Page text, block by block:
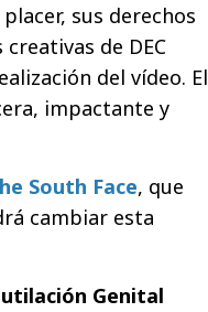
sus derechos
de DEC
del vídeo. El
impactante y
South Face, que
cambiar esta
Genital